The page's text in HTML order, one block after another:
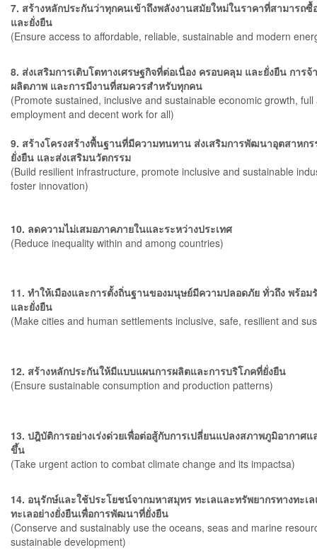
7. สร้างหลักประกันว่าทุกคนเข้าถึงพลังงานสมัยใหม่ในราคาที่สามารถซื้
และยั่งยืน
(Ensure access to affordable, reliable, sustainable and modern
8. ส่งเสริมการเติบโตทางเศรษฐกิจที่ต่อเนื่อง ครอบคลุม และยั่งยืน การจ้
ผลิตภาพ และการมีงานที่สมควรสำหรับทุกคน
(Promote sustained, inclusive and sustainable economic growth,
employment and decent work for all)
9. สร้างโครงสร้างพื้นฐานที่มีความทนทาน ส่งเสริมการพัฒนาอุตสาหก
ยั่งยืน และส่งเสริมนวัตกรรม
(Build resilient infrastructure, promote inclusive and sustainable
foster innovation)
10. ลดความไม่เสมอภาคภายในและระหว่างประเทศ
(Reduce inequality within and among countries)
11. ทำให้เมืองและการตั้งถิ่นฐานของมนุษย์มีความปลอดภัย ทั่วถึง พร้อม
และยั่งยืน
(Make cities and human settlements inclusive, safe, resilient and
12. สร้างหลักประกันให้มีแบบแผนการผลิตและการบริโภคที่ยั่งยืน
(Ensure sustainable consumption and production patterns)
13. ปฎิบัติการอย่างเร่งด่วยเพื่อต่อสู้กับการเปลี่ยนแปลงสภาพภูมิอากาศ
ขึ้น
(Take urgent action to combat climate change and its impactsa)
14. อนุรักษ์และใช้ประโยชน์จากมหาสมุทร ทะเลและทรัพยากรทางทะเ
ทะเลอย่างยั่งยืนเพื่อการพัฒนาที่ยั่งยืน
(Conserve and sustainably use the oceans, seas and marine
sustainable development)